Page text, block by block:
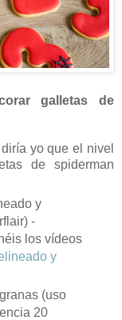
galletas de
yo que el nivel
de spiderman
y
-
los vídeos
y
(uso
20